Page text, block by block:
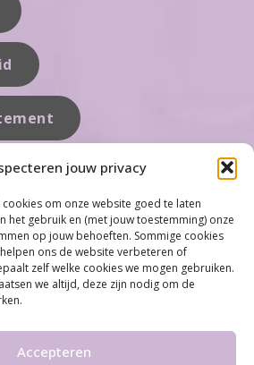
jouw privacy
om onze website goed te laten
het gebruik en (met jouw toestemming) onze
op jouw behoeften. Sommige cookies
ons de website verbeteren of
zelf welke cookies we mogen gebruiken.
we altijd, deze zijn nodig om de
Accepteren
organisatie die zich inzet op het gebied
bij vrouwen. Met ruim 100 locaties
tot één van de grootste organisaties op dit